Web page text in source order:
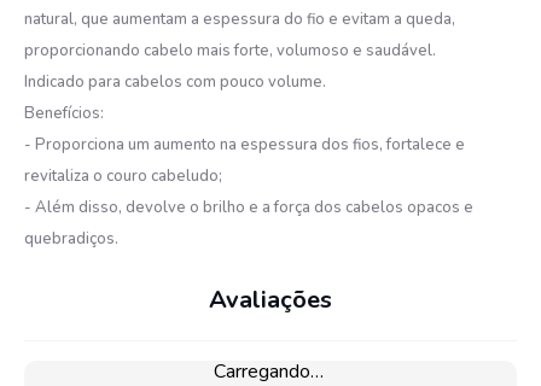
natural, que aumentam a espessura do fio e evitam a queda,
proporcionando cabelo mais forte, volumoso e saudável.
Indicado para cabelos com pouco volume.
Benefícios:
- Proporciona um aumento na espessura dos fios, fortalece e
revitaliza o couro cabeludo;
- Além disso, devolve o brilho e a força dos cabelos opacos e
quebradiços.
Avaliações
Carregando…